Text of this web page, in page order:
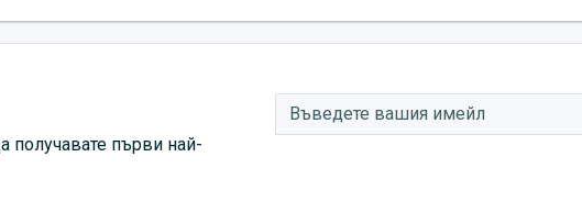
получавате първи най-